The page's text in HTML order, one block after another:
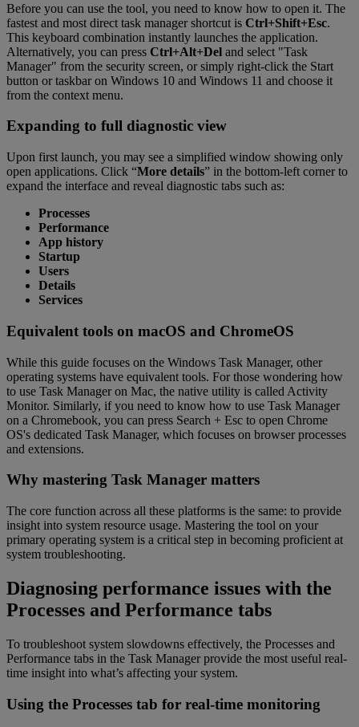
Before you can use the tool, you need to know how to open it. The
fastest and most direct task manager shortcut is Ctrl+Shift+Esc.
This keyboard combination instantly launches the application.
Alternatively, you can press Ctrl+Alt+Del and select "Task
Manager" from the security screen, or simply right-click the Start
button or taskbar on Windows 10 and Windows 11 and choose it
from the context menu.
Expanding to full diagnostic view
Upon first launch, you may see a simplified window showing only
open applications. Click “More details” in the bottom-left corner to
expand the interface and reveal diagnostic tabs such as:
Processes
Performance
App history
Startup
Users
Details
Services
Equivalent tools on macOS and ChromeOS
While this guide focuses on the Windows Task Manager, other
operating systems have equivalent tools. For those wondering how
to use Task Manager on Mac, the native utility is called Activity
Monitor. Similarly, if you need to know how to use Task Manager
on a Chromebook, you can press Search + Esc to open Chrome
OS's dedicated Task Manager, which focuses on browser processes
and extensions.
Why mastering Task Manager matters
The core function across all these platforms is the same: to provide
insight into system resource usage. Mastering the tool on your
primary operating system is a critical step in becoming proficient at
system troubleshooting.
Diagnosing performance issues with the
Processes and Performance tabs
To troubleshoot system slowdowns effectively, the Processes and
Performance tabs in the Task Manager provide the most useful real-
time insight into what’s affecting your system.
Using the Processes tab for real-time monitoring